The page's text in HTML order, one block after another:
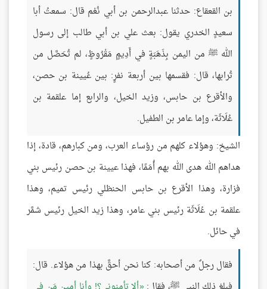
بن القعقاع: حدثنا عبدالرحمن بن أبي نُعْم قال: سمعتُ أبا
سعيدٍ الخدري يقول: بعث علي بن أبي طالب إلى رسول
الله ﷺ من اليمن بِذَهَبَةٍ في أَدِيمٍ مَقْرُوظٍ، لم تُحَصَّل من
تُرابها، قال: فقسمها بين أربعة نفرٍ: بين عُيينة بن حصن،
والأقرع بن حابس، وزيد الخيل، والرابع إما علقمة بن
عُلَاثَة، وإما عامر بن الطفيل.
الشيخ: وهؤلاء كلهم من رؤساء العرب، ومن كبارهم، قادة، إذا
هداهم الله هدى الله بهم أُمَمًا، فهذا عيينة بن حصن رئيس بني
فزارة، وهذا الأقرع بن حابس الحنظلي رئيس تميم، وهذا
علقمة بن عُلَاثَة رئيس بني عامر، وهذا زيد الخيل رئيس شمَّر
في حائل.
فقال رجلٌ من أصحابه: كنا نحن أحقَّ بهذا من هؤلاء. قال: